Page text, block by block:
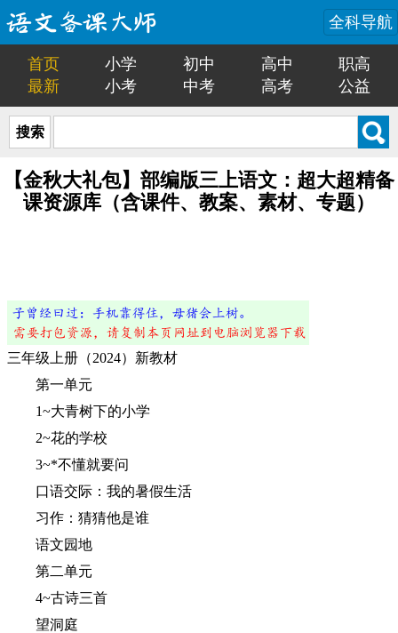
全科导航
首页 小学 初中 高中
职高
最新
小考 中考 高考 公益
搜索
【金秋大礼包】部编版三上语文：超大超精备
课资源库（含课件、教案、素材、专题）
三年级上册（2024）新教材
第一单元
1~大青树下的小学
2~花的学校
3~*不懂就要问
口语交际：我的暑假生活
习作：猜猜他是谁
语文园地
第二单元
4~古诗三首
望洞庭